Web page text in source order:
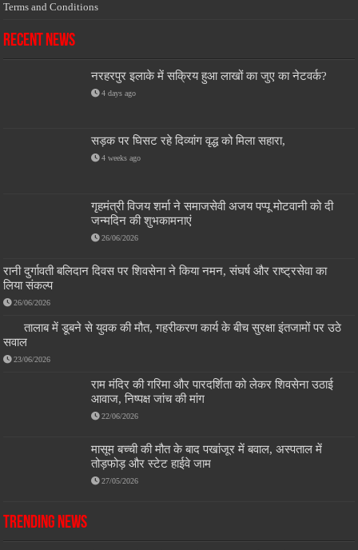
Terms and Conditions
Recent News
नरहरपुर इलाके में सक्रिय हुआ लाखों का जुए का नेटवर्क?
4 days ago
सड़क पर घिसट रहे दिव्यांग वृद्ध को मिला सहारा,
4 weeks ago
गृहमंत्री विजय शर्मा ने समाजसेवी अजय पप्पू मोटवानी को दी
जन्मदिन की शुभकामनाएं
26/06/2026
रानी दुर्गावती बलिदान दिवस पर शिवसेना ने किया नमन, संघर्ष और राष्ट्रसेवा का
लिया संकल्प
26/06/2026
तालाब में डूबने से युवक की मौत, गहरीकरण कार्य के बीच सुरक्षा इंतजामों पर उठे
सवाल
23/06/2026
राम मंदिर की गरिमा और पारदर्शिता को लेकर शिवसेना उठाई
आवाज, निष्पक्ष जांच की मांग
22/06/2026
मासूम बच्ची की मौत के बाद पखांजूर में बवाल, अस्पताल में
तोड़फोड़ और स्टेट हाईवे जाम
27/05/2026
Trending News